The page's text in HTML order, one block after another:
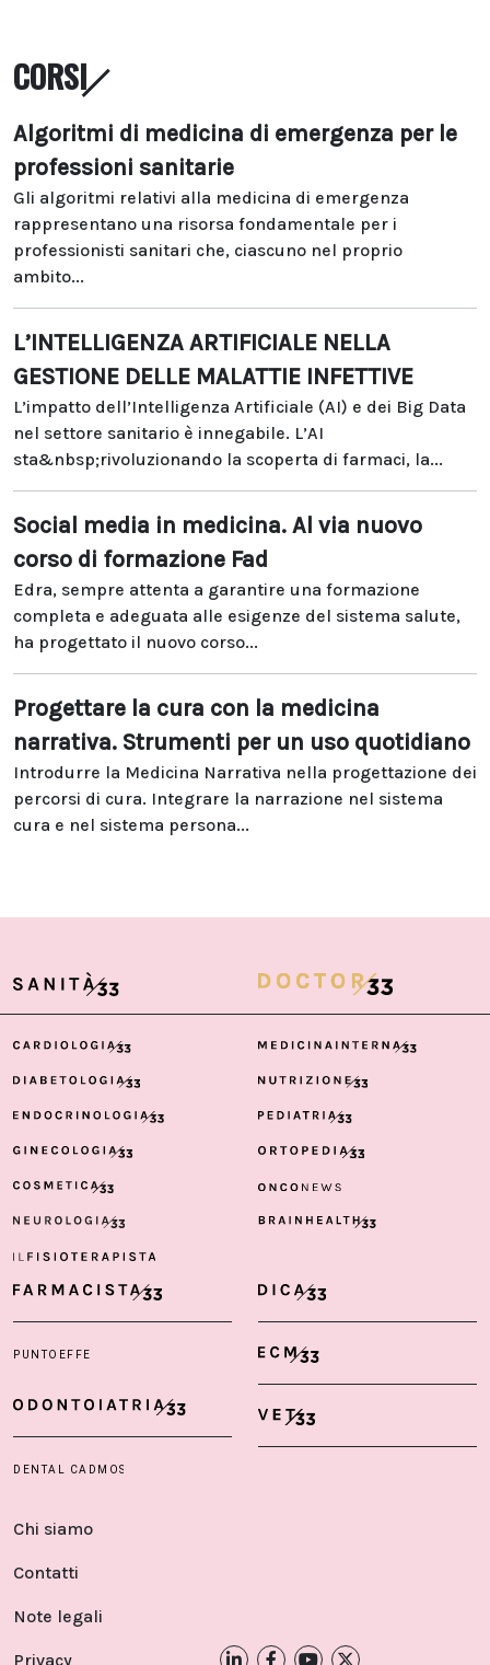
CORSI
Algoritmi di medicina di emergenza per le
professioni sanitarie
Gli algoritmi relativi alla medicina di emergenza
rappresentano una risorsa fondamentale per i
professionisti sanitari che, ciascuno nel proprio
ambito...
L’INTELLIGENZA ARTIFICIALE NELLA
GESTIONE DELLE MALATTIE INFETTIVE
L’impatto dell’Intelligenza Artificiale (AI) e dei Big Data
nel settore sanitario è innegabile. L’AI
sta&nbsp;rivoluzionando la scoperta di farmaci, la...
Social media in medicina. Al via nuovo
corso di formazione Fad
Edra, sempre attenta a garantire una formazione
completa e adeguata alle esigenze del sistema salute,
ha progettato il nuovo corso...
Progettare la cura con la medicina
narrativa. Strumenti per un uso quotidiano
Introdurre la Medicina Narrativa nella progettazione dei
percorsi di cura. Integrare la narrazione nel sistema
cura e nel sistema persona...
Chi siamo
Contatti
Note legali
Privacy